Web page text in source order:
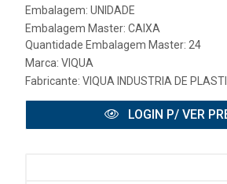
Embalagem: UNIDADE
Embalagem Master: CAIXA
Quantidade Embalagem Master: 24
Marca: VIQUA
Fabricante: VIQUA INDUSTRIA DE
LOGIN P/ VER